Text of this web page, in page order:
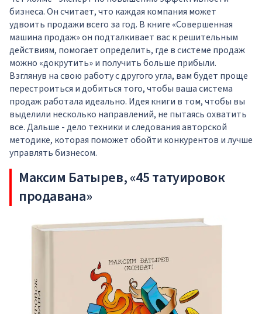
бизнеса. Он считает, что каждая компания может
удвоить продажи всего за год. В книге «Совершенная
машина продаж» он подталкивает вас к решительным
действиям, помогает определить, где в системе продаж
можно «докрутить» и получить больше прибыли.
Взглянув на свою работу с другого угла, вам будет проще
перестроиться и добиться того, чтобы ваша система
продаж работала идеально. Идея книги в том, чтобы вы
выделили несколько направлений, не пытаясь охватить
все. Дальше - дело техники и следования авторской
методике, которая поможет обойти конкурентов и лучше
управлять бизнесом.
Максим Батырев, «45 татуировок
продавана»